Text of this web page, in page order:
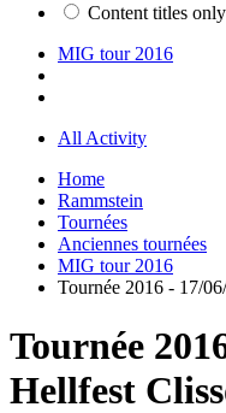
Content titles only
MIG tour 2016
All Activity
Home
Rammstein
Tournées
Anciennes tournées
MIG tour 2016
Tournée 2016 - 17/
Tournée
Hellfest